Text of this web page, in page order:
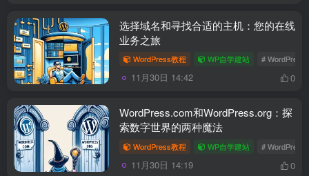
选择域名和寻找合适的主机：您的在线
业务之旅
WordPress教程 WP自学建站 # WordPress
11月30日 14:42 0
WordPress.com和WordPress.org：探
索数字世界的两种魔法
WordPress教程 WP自学建站 # WordPress
11月30日 14:19 0